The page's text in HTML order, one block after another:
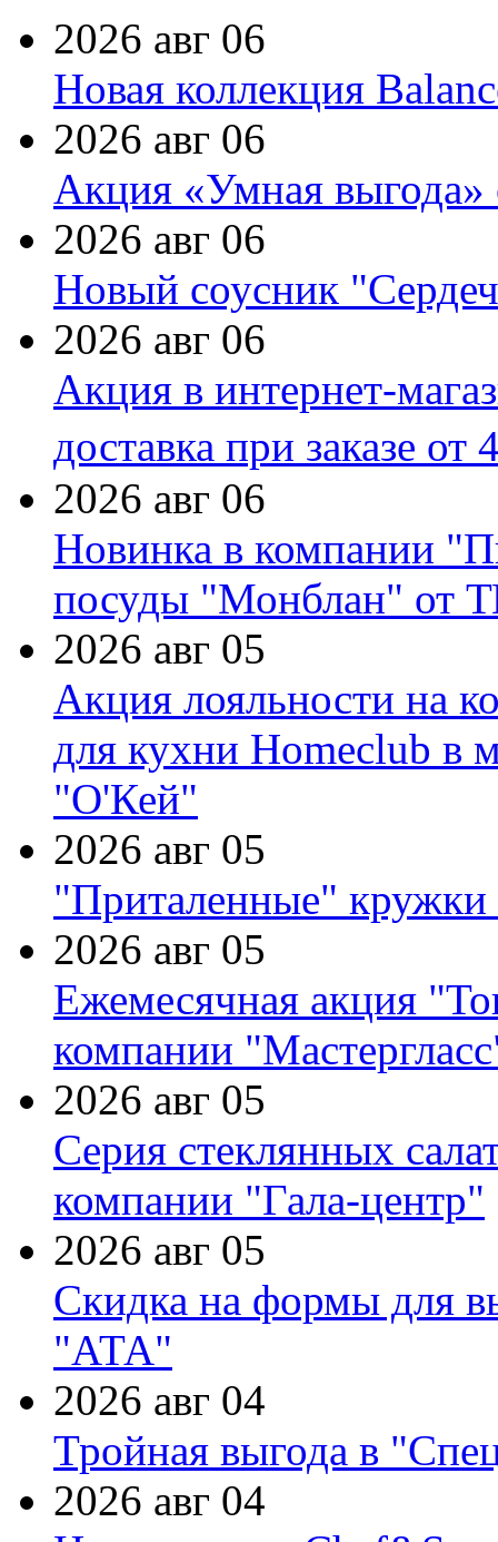
2026 авг 06
Новая коллекция
2026 авг 06
Акция «Умная выгода»
2026 авг 06
Новый соусник
2026 авг 06
Акция в интернет-
доставка при заказе от
2026 авг 06
Новинка в компании
посуды "Монблан" от
2026 авг 05
Акция лояльности на
для кухни Homeclub в
"О'Кей"
2026 авг 05
"Приталенные" кружки
2026 авг 05
Ежемесячная акция
компании
2026 авг 05
Серия стеклянных
компании "Гала-центр"
2026 авг 05
Скидка на формы для
"АТА"
2026 авг 04
Тройная выгода в
2026 авг 04